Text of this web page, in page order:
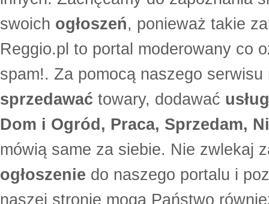
swoich ogłoszeń, ponieważ takie
Reggio.pl to portal moderowany co
spam!. Za pomocą naszego
sprzedawać towary, dodawać
Dom i Ogród, Praca, Sprzedam,
mówią same za siebie. Nie zwlekaj
ogłoszenie do naszego portalu i
naszej stronie mogą Państwo